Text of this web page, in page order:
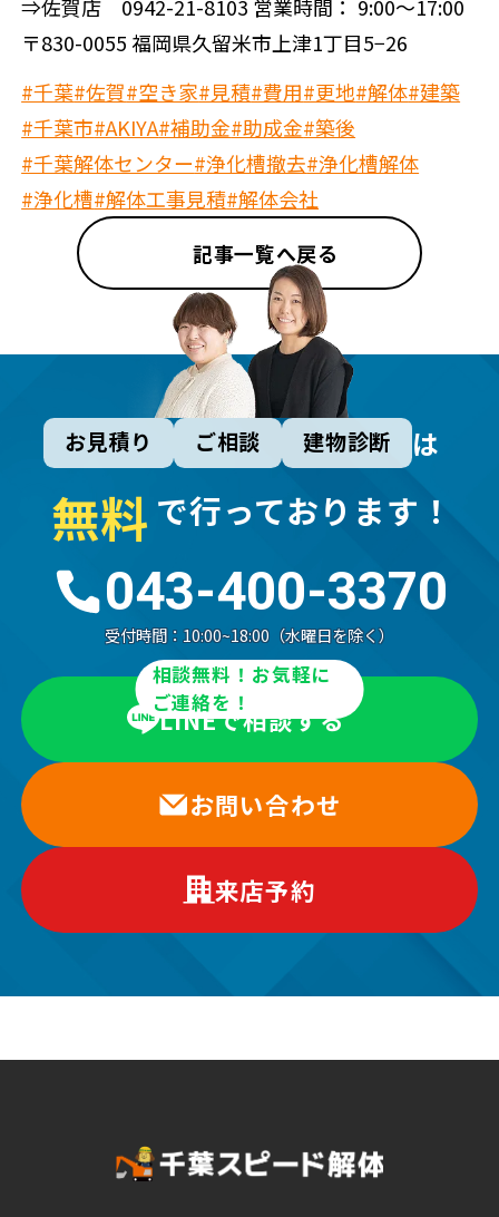
⇒佐賀店 0942-21-8103 営業時間： 9:00～17:00
〒830-0055 福岡県久留米市上津1丁目5−26
#千葉#佐賀#空き家#見積#費用#更地#解体#建築
#千葉市#AKIYA#補助金#助成金#築後
#千葉解体センター#浄化槽撤去#浄化槽解体
#浄化槽#解体工事見積#解体会社
記事一覧へ戻る
お見積り ご相談 建物診断 は
無料 で行っております！
043-400-3370
受付時間： 10:00~18:00（水曜日を除く）
相談無料！お気軽に
ご連絡を！
LINEで相談する
お問い合わせ
来店予約